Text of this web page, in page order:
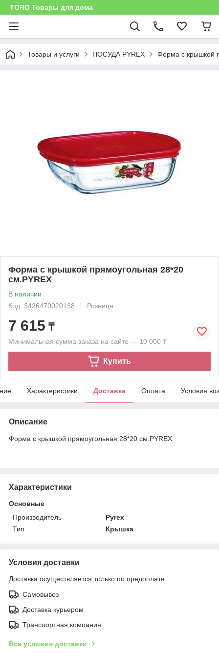
TORO Товары для дома
Товары и услуги ПОСУДА PYREX Форма с крышкой
Форма с крышкой прямоугольная 28*20
см.PYREX
В наличии
Код: 3426470020138
Розница
7 615 ₸
Минимальная сумма заказа на сайте — 10 000 ₸
Купить
Характеристики Доставка Оплата Условия
Описание
Форма с крышкой прямоугольная 28*20 см.PYREX
Характеристики
Основные
Производитель
Pyrex
Тип
Крышка
Условия доставки
Доставка осуществляется только по предоплате.
Самовывоз
Доставка курьером
Транспортная компания
Все условия доставки